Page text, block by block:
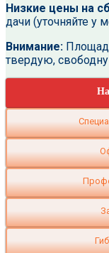
Низкие цены на
дачи (уточняйте у
Внимание:
твердую,